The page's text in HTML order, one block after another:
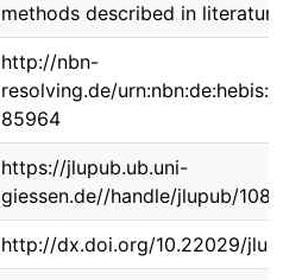
methods described in
http://nbn-
resolving.de/
85964
https://jlupub.ub.uni-
giessen.de//handle/jlupub/
http://dx.doi.org/10.22029/